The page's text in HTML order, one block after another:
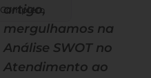
Completo
artigo,
mergulhamos na
Análise SWOT no
Atendimento ao